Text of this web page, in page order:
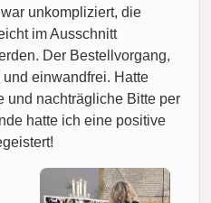
unkompliziert, die
im Ausschnitt
Der Bestellvorgang,
einwandfrei. Hatte
und nachträgliche Bitte per
hatte ich eine positive